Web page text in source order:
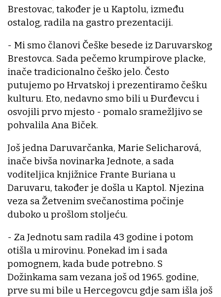
Brestovac, također je u Kaptolu, između
ostalog, radila na gastro prezentaciji.
- Mi smo članovi Češke besede iz Daruvarskog
Brestovca. Sada pečemo krumpirove placke,
inače tradicionalno češko jelo. Često
putujemo po Hrvatskoj i prezentiramo češku
kulturu. Eto, nedavno smo bili u Đurđevcu i
osvojili prvo mjesto - pomalo sramežljivo se
pohvalila Ana Biček.
Još jedna Daruvarčanka, Marie Selicharová,
inače bivša novinarka Jednote, a sada
voditeljica knjižnice Frante Buriana u
Daruvaru, također je došla u Kaptol. Njezina
veza sa Žetvenim svečanostima počinje
duboko u prošlom stoljeću.
- Za Jednotu sam radila 43 godine i potom
otišla u mirovinu. Ponekad im i sada
pomognem, kada bude potrebno. S
Dožinkama sam vezana još od 1965. godine,
prve su mi bile u Hercegovcu gdje sam išla još